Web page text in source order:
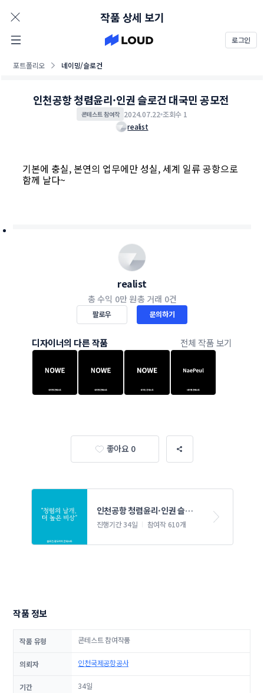
로그인
포트폴리오 네이밍/슬로건
작품 상세 보기
인천공항 청렴윤리·인권 슬로건 대국민 공모전
콘테스트 참여작 2024.07.22 조회수 1
realist
기본에 충실, 본연의 업무에만 성실, 세계 일류 공항으로
함께 날다~
realist
총 수익 0만 원총 거래 0건
팔로우 문의하기
디자이너의 다른 작품 전체 작품 보기
좋아요 0
인천공항 청렴윤리·인권 슬로
건 대국민 공모전
진행기간 34일 참여작 610개
작품 정보
작품 유형 콘테스트 참여작품
의뢰자 인천국제공항공사
기간 34일